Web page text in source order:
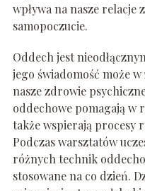
wpływa na nasze
samopoczucie.
Oddech jest
jego świadomość może
nasze zdrowie
oddechowe pomagają w
także wspierają procesy
Podczas warsztatów
różnych technik
stosowane na co dzień.